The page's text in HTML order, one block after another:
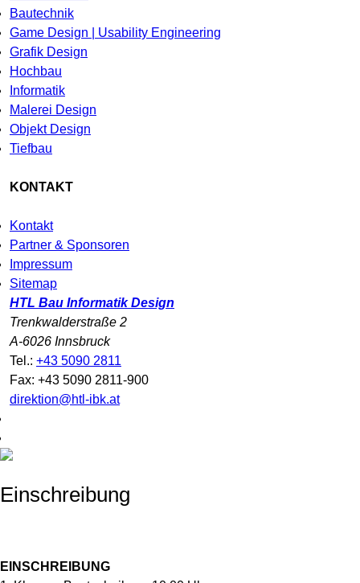
Bautechnik
Game Design | Usability Engineering
Grafik Design
Hochbau
Informatik
Malerei Design
Objekt Design
Tiefbau
KONTAKT
Kontakt
Partner & Sponsoren
Impressum
Sitemap
HTL Bau Informatik Design
Trenkwalderstraße 2
A-6026 Innsbruck
Tel.: +43 5090 2811
Fax: +43 5090 2811-900
direktion@htl-ibk.at
Einschreibung
EINSCHREIBUNG